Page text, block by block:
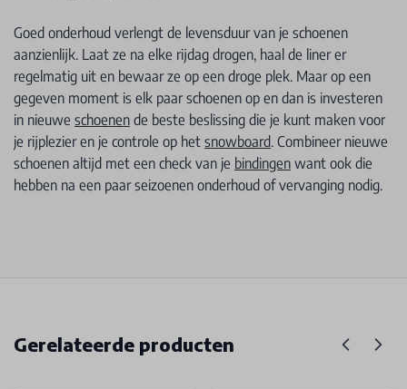
Goed onderhoud verlengt de levensduur van je schoenen
aanzienlijk. Laat ze na elke rijdag drogen, haal de liner er
regelmatig uit en bewaar ze op een droge plek. Maar op een
gegeven moment is elk paar schoenen op en dan is investeren
in nieuwe schoenen de beste beslissing die je kunt maken voor
je rijplezier en je controle op het snowboard. Combineer nieuwe
schoenen altijd met een check van je bindingen want ook die
hebben na een paar seizoenen onderhoud of vervanging nodig.
Gerelateerde producten